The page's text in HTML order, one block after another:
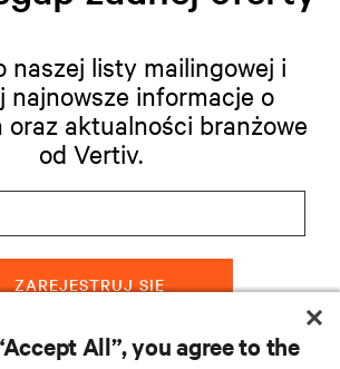
naszej listy mailingowej i
najnowsze informacje o
aktualności branżowe
od Vertiv.
ZAREJESTRUJ SIĘ
All”, you agree to the